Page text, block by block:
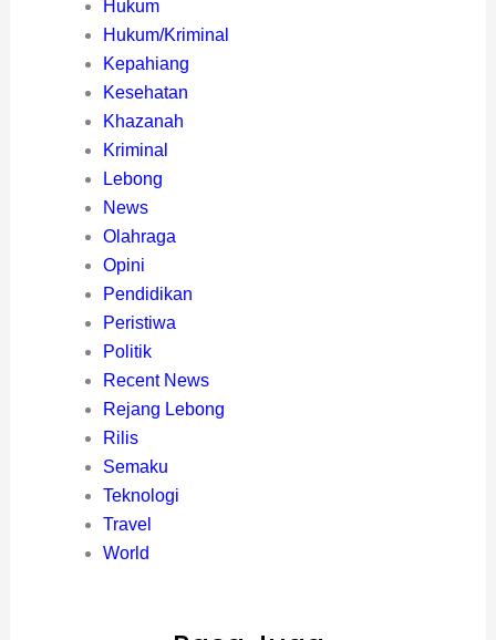
Hukum
Hukum/Kriminal
Kepahiang
Kesehatan
Khazanah
Kriminal
Lebong
News
Olahraga
Opini
Pendidikan
Peristiwa
Politik
Recent News
Rejang Lebong
Rilis
Semaku
Teknologi
Travel
World